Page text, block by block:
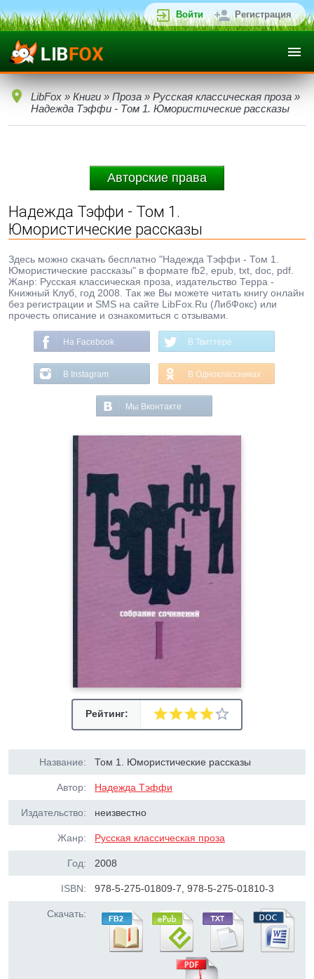
Войти Регистрация
LibFox » Книги » Проза » Русская классическая проза »
Надежда Тэффи - Том 1. Юмористические рассказы
Авторские права
Надежда Тэффи - Том 1.
Юмористические рассказы
Здесь можно скачать бесплатно "Надежда Тэффи - Том 1.
Юмористические рассказы" в формате fb2, epub, txt, doc, pdf.
Жанр: Русская классическая проза, издательство Терра -
Книжный Клуб, год 2008. Так же Вы можете читать книгу онлайн
без регистрации и SMS на сайте LibFox.Ru (ЛибФокс) или
прочесть описание и ознакомиться с отзывами.
На Facebook В Твиттере
В Instagram В Одноклассниках
Мы Вконтакте
Рейтинг:
Название: Том 1. Юмористические рассказы
Автор: Надежда Тэффи
Издательство: неизвестно
Жанр: Русская классическая проза
Год: 2008
ISBN: 978-5-275-01809-7, 978-5-275-01810-3
Скачать: